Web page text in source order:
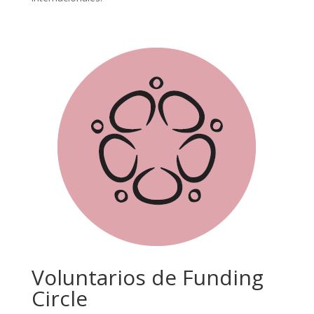
Voluntarios de Funding
Circle